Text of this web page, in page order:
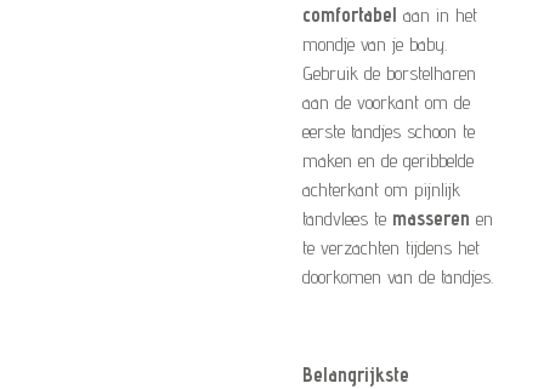
comfortabel aan in het
mondje van je baby.
Gebruik de borstelharen
aan de voorkant om de
eerste tandjes schoon te
maken en de geribbelde
achterkant om pijnlijk
tandvlees te masseren en
te verzachten tijdens het
doorkomen van de tandjes.
Belangrijkste